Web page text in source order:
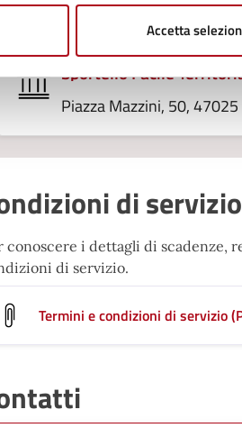
Accetta
Uffici che erogano il
Sportello Facile
Piazza Mazzini, 50, 47025
di servizio
conoscere i dettagli di
di servizio.
Termini e condizioni di servizio